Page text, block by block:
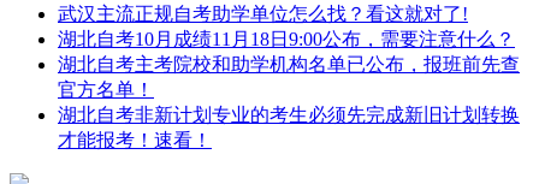
武汉主流正规自考助学单位怎么找？看这就对了!
湖北自考10月成绩11月18日9:00公布，需要注意什么？
湖北自考主考院校和助学机构名单已公布，报班前先查
官方名单！
湖北自考非新计划专业的考生必须先完成新旧计划转换
才能报考！速看！